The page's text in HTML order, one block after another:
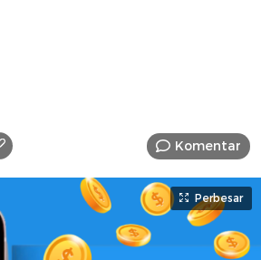
Komentar
Perbesar